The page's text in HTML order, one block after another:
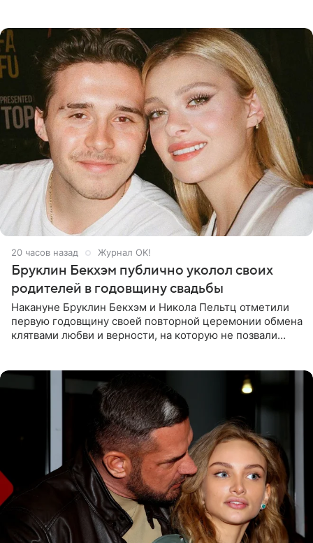
20 часов назад Журнал OK!
Бруклин Бекхэм публично уколол своих
родителей в годовщину свадьбы
Накануне Бруклин Бекхэм и Никола Пельтц отметили
первую годовщину своей повторной церемонии обмена
клятвами любви и верности, на которую не позвали